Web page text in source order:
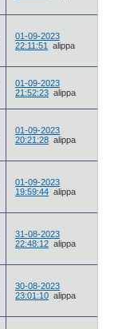
01-09-2023
22:11:51
alippa
01-09-2023
21:52:23 alippa
01-09-2023
20:21:28 alippa
01-09-2023
19:59:44 alippa
31-08-2023
22:48:12 alippa
30-08-2023
23:01:10 alippa